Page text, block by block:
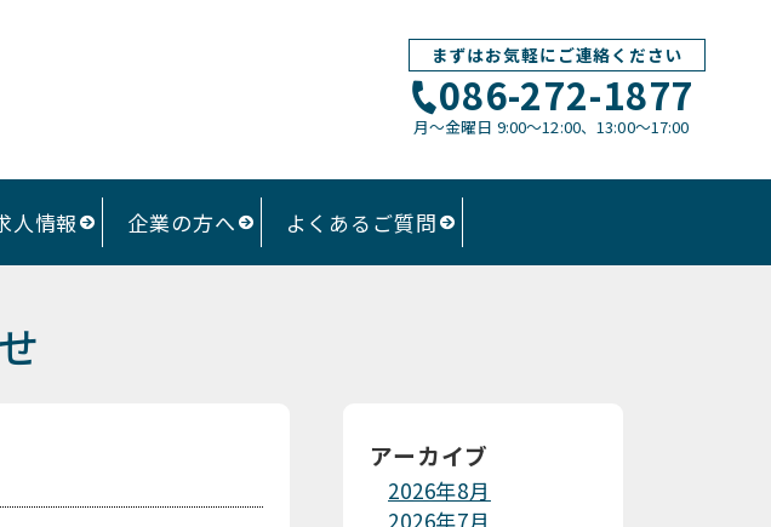
まずはお気軽にご連絡ください
086-272-1877
月〜金曜日 9:00～12:00、13:00〜17:00
人情報 企業の方へ よくあるご質問
アーカイブ
2026年8月
2026年7月